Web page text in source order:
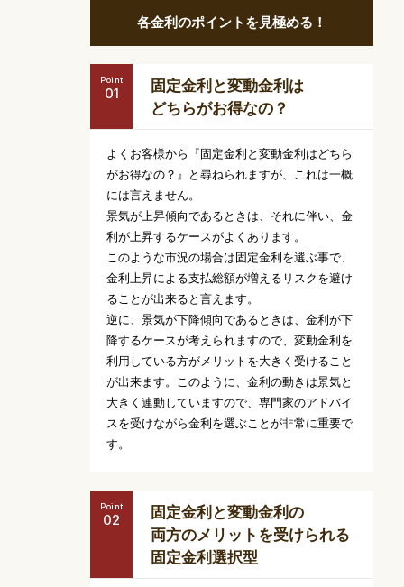
各金利のポイントを見極める！
Point
固定金利と変動金利は
どちらがお得なの？
よくお客様から『固定金利と変動金利はどちら
がお得なの？』と尋ねられますが、これは一概
には言えません。
景気が上昇傾向であるときは、それに伴い、金
利が上昇するケースがよくあります。
このような市況の場合は固定金利を選ぶ事で、
金利上昇による支払総額が増えるリスクを避け
ることが出来ると言えます。
逆に、景気が下降傾向であるときは、金利が下
降するケースが考えられますので、変動金利を
利用している方がメリットを大きく受けること
が出来ます。このように、金利の動きは景気と
大きく連動していますので、専門家のアドバイ
スを受けながら金利を選ぶことが非常に重要で
す。
Point
固定金利と変動金利の
両方のメリットを受けられる
固定金利選択型